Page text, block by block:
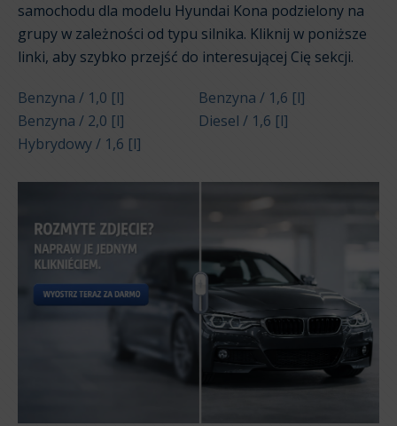
samochodu dla modelu Hyundai Kona podzielony na
grupy w zależności od typu silnika. Kliknij w poniższe
linki, aby szybko przejść do interesującej Cię sekcji.
Benzyna / 1,0 [l]
Benzyna / 1,6 [l]
Benzyna / 2,0 [l]
Diesel / 1,6 [l]
Hybrydowy / 1,6 [l]